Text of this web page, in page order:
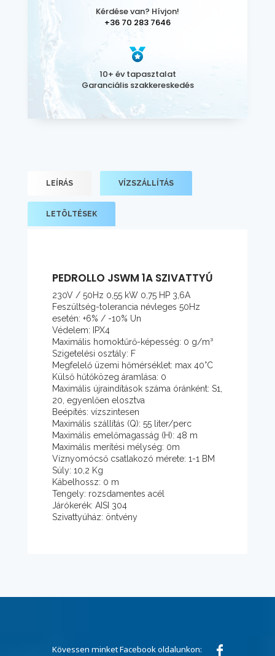
Kérdése van? Hívjon!
+36 70 283 7646
10+ év tapasztalat
Garanciális szakkereskedés
LEÍRÁS VÍZSZÁLLÍTÁS
LETÖLTÉSEK
PEDROLLO JSWM 1A SZIVATTYÚ
230V / 50Hz 0,55 kW 0,75 HP 3,6A
Feszültség-tolerancia névleges 50Hz
esetén: +6% / -10% Un
Védelem: IPX4
Maximális homoktűrő-képesség: 0 g/m³
Szigetelési osztály: F
Megfelelő üzemi hőmérséklet: max 40°C
Külső hűtőközeg áramlása: 0
Maximális újraindítások száma óránként: S1,
20, egyenlően elosztva
Beépítés: vízszintesen
Maximális szállítás (Q): 55 liter/perc
Maximális emelőmagasság (H): 48 m
Maximális merítési mélység: 0m
Víznyomócső csatlakozó mérete: 1-1 BM
Súly: 10,2 Kg
Kábelhossz: 0 m
Tengely: rozsdamentes acél
Járókerék: AISI 304
Szivattyúház: öntvény
Kövessen minket Facebook oldalunkon: